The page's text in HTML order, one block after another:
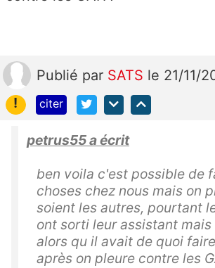
Publié par SATS le 21/11/
!
citer
petrus55 a écrit
ben voila c'est possible de
choses chez nous mais on
soient les autres, pourtant
ont sorti leur assistant mais
alors qu il avait de quoi
après on pleure contre les